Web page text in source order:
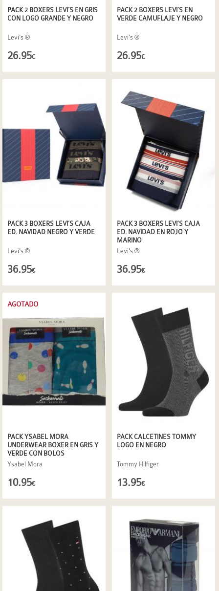
PACK 2 BOXERS LEVI´S EN GRIS
CON LOGO GRANDE Y NEGRO
Levi's ®
26.95€
PACK 2 BOXERS LEVI´S EN
VERDE CAMUFLAJE Y NEGRO
Levi's ®
26.95€
PACK 3 BOXERS LEVI´S CAJA
ED. NAVIDAD NEGRO Y VERDE
Levi's ®
36.95€
PACK 3 BOXERS LEVI´S CAJA
ED. NAVIDAD EN ROJO Y
MARINO
Levi's ®
36.95€
PACK YSABEL MORA
UNDERWEAR BOXER EN GRIS Y
VERDE CON BOLOS
Ysabel Mora
AGOTADO
10.95€
PACK CALCETINES TOMMY
LOGO EN NEGRO
Tommy Hilfiger
13.95€